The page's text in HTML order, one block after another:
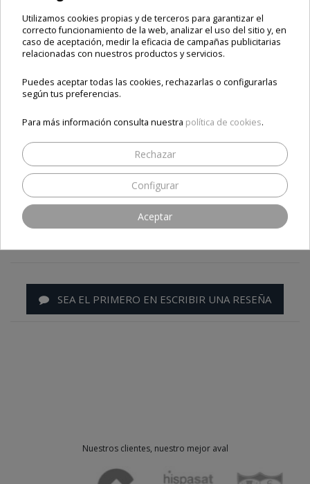
MEZCLADOR TV SAT
9,00 €
Envío e impuestos incluidos
CABLE COAXIAL
PROFESIONAL 135 DB -
100 METROS
45,00 €
Envío e impuestos incluidos
Opiniones
SEA EL PRIMERO EN ESCRIBIR UNA RESEÑA
Nuestros clientes, nuestro mejor aval
Utilizamos cookies propias y de terceros para garantizar el
correcto funcionamiento de la web, analizar el uso del sitio y, en
caso de aceptación, medir la eficacia de campañas publicitarias
relacionadas con nuestros productos y servicios.
Puedes aceptar todas las cookies, rechazarlas o configurarlas
según tus preferencias.
Para más información consulta nuestra política de cookies.
Rechazar
Configurar
Aceptar